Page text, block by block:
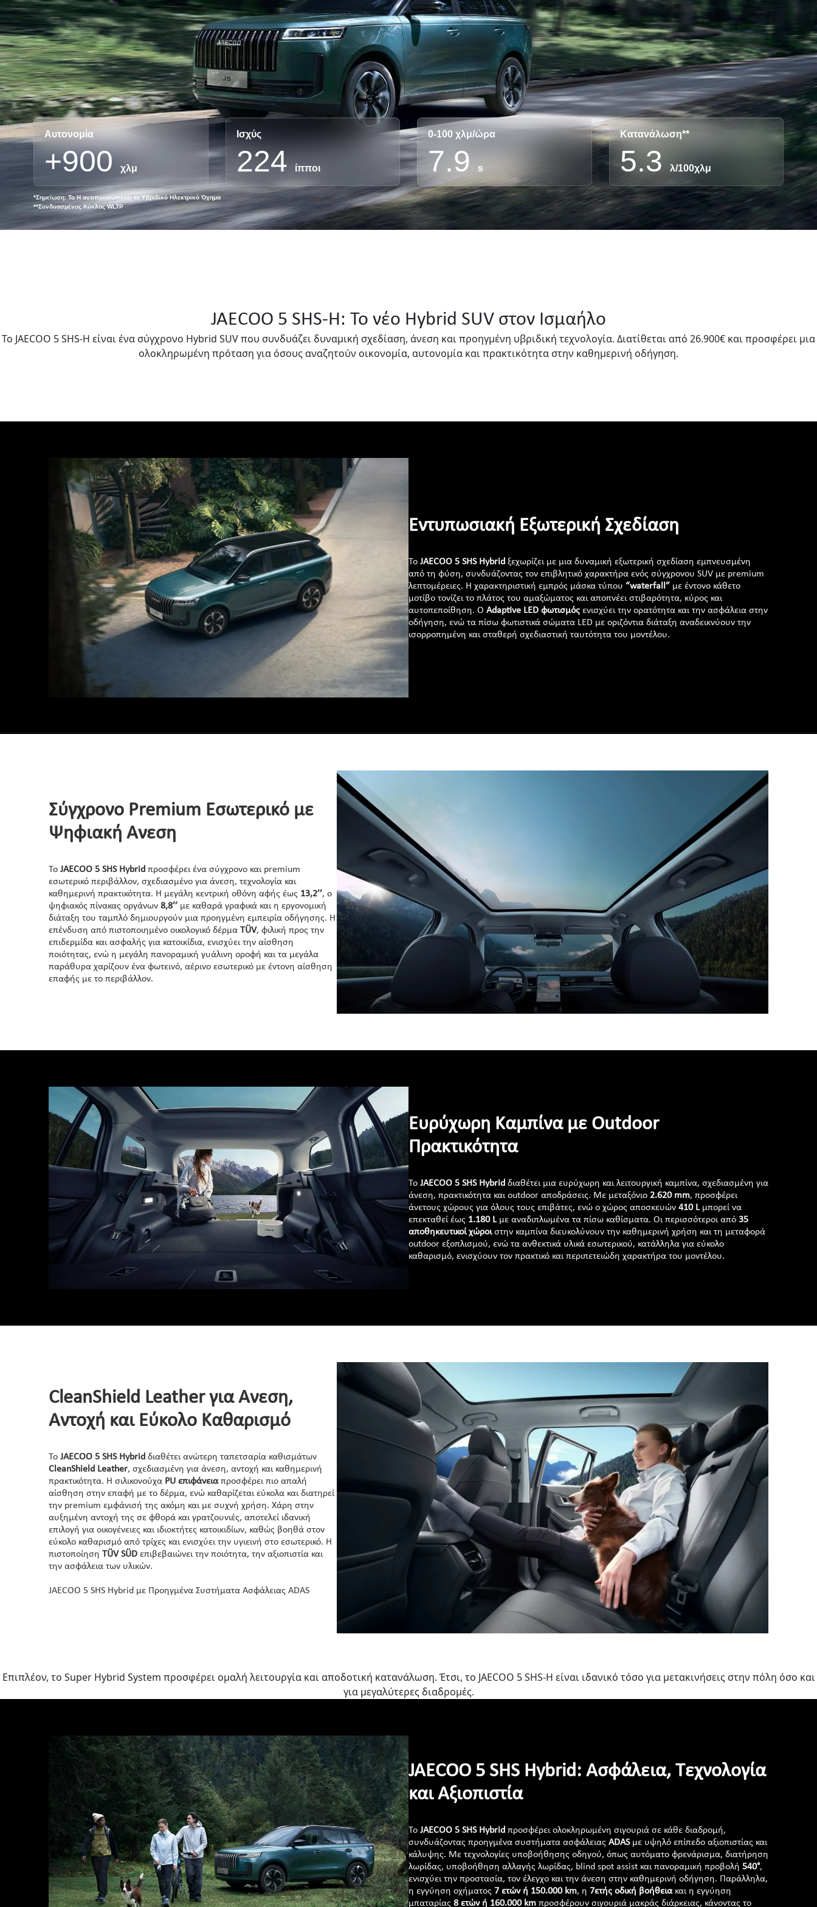
Αυτονομία
+900 χλμ
Ισχύς
224 ίπποι
0-100 χλμ/ώρα
7.9 s
Κατανάλωση**
5.3 λ/100χλμ
*Σημείωση: Το H αντιπροσωπεύει το Υβριδικό Ηλεκτρικό Όχημα
**Συνδυασμένος Κύκλος WLTP
JAECOO 5 SHS-H: Το νέο Hybrid SUV στον Ισμαήλο
Το JAECOO 5 SHS-H είναι ένα σύγχρονο Hybrid SUV που συνδυάζει δυναμική σχεδίαση, άνεση και προηγμένη υβριδική τεχνολογία. Διατίθεται από 26.900€ και προσφέρει μια
ολοκληρωμένη πρόταση για όσους αναζητούν οικονομία, αυτονομία και πρακτικότητα στην καθημερινή οδήγηση.
Εντυπωσιακή Εξωτερική Σχεδίαση
Το JAECOO 5 SHS Hybrid ξεχωρίζει με μια δυναμική εξωτερική σχεδίαση εμπνευσμένη
από τη φύση, συνδυάζοντας τον επιβλητικό χαρακτήρα ενός σύγχρονου SUV με premium
λεπτομέρειες. Η χαρακτηριστική εμπρός μάσκα τύπου “waterfall” με έντονο κάθετο
μοτίβο τονίζει το πλάτος του αμαξώματος και αποπνέει στιβαρότητα, κύρος και
αυτοπεποίθηση. Ο Adaptive LED φωτισμός ενισχύει την ορατότητα και την ασφάλεια στην
οδήγηση, ενώ τα πίσω φωτιστικά σώματα LED με οριζόντια διάταξη αναδεικνύουν την
ισορροπημένη και σταθερή σχεδιαστική ταυτότητα του μοντέλου.
Σύγχρονο Premium Εσωτερικό με
Ψηφιακή Άνεση
Το JAECOO 5 SHS Hybrid προσφέρει ένα σύγχρονο και premium
εσωτερικό περιβάλλον, σχεδιασμένο για άνεση, τεχνολογία και
καθημερινή πρακτικότητα. Η μεγάλη κεντρική οθόνη αφής έως 13,2’’, ο
ψηφιακός πίνακας οργάνων 8,8’’με καθαρά γραφικά και η εργονομική
διάταξη του ταμπλό δημιουργούν μια προηγμένη εμπειρία οδήγησης. Η
επένδυση από πιστοποιημένο οικολογικό δέρμα TÜV, φιλική προς την
επιδερμίδα και ασφαλής για κατοικίδια, ενισχύει την αίσθηση
ποιότητας, ενώ η μεγάλη πανοραμική γυάλινη οροφή και τα μεγάλα
παράθυρα χαρίζουν ένα φωτεινό, αέρινο εσωτερικό με έντονη αίσθηση
επαφής με το περιβάλλον.
Ευρύχωρη Καμπίνα με Outdoor
Πρακτικότητα
Το JAECOO 5 SHS Hybrid διαθέτει μια ευρύχωρη και λειτουργική καμπίνα, σχεδιασμένη για
άνεση, πρακτικότητα και outdoor αποδράσεις. Με μεταξόνιο 2.620 mm, προσφέρει
άνετους χώρους για όλους τους επιβάτες, ενώ ο χώρος αποσκευών 410 Lμπορεί να
επεκταθεί έως 1.180 Lμε αναδιπλωμένα τα πίσω καθίσματα. Οι περισσότεροι από 35
αποθηκευτικοί χώροιστην καμπίνα διευκολύνουν την καθημερινή χρήση και τη μεταφορά
outdoor εξοπλισμού, ενώ τα ανθεκτικά υλικά εσωτερικού, κατάλληλα για εύκολο
καθαρισμό, ενισχύουν τον πρακτικό και περιπετειώδη χαρακτήρα του μοντέλου.
CleanShield Leather για Άνεση,
Αντοχή και Εύκολο Καθαρισμό
Το JAECOO 5 SHS Hybrid διαθέτει ανώτερη ταπετσαρία καθισμάτων
CleanShield Leather, σχεδιασμένη για άνεση, αντοχή και καθημερινή
πρακτικότητα. Η σιλικονούχα PU επιφάνειαπροσφέρει πιο απαλή
αίσθηση στην επαφή με το δέρμα, ενώ καθαρίζεται εύκολα και διατηρεί
την premium εμφάνισή της ακόμη και με συχνή χρήση. Χάρη στην
αυξημένη αντοχή της σε φθορά και γρατζουνιές, αποτελεί ιδανική
επιλογή για οικογένειες και ιδιοκτήτες κατοικιδίων, καθώς βοηθά στον
εύκολο καθαρισμό από τρίχες και ενισχύει την υγιεινή στο εσωτερικό. Η
πιστοποίηση TÜV SÜDεπιβεβαιώνει την ποιότητα, την αξιοπιστία και
την ασφάλεια των υλικών.
JAECOO 5 SHS Hybrid με Προηγμένα Συστήματα Ασφάλειας ADAS
Επιπλέον, το Super Hybrid System προσφέρει ομαλή λειτουργία και αποδοτική κατανάλωση. Έτσι, το JAECOO 5 SHS-H είναι ιδανικό τόσο για μετακινήσεις στην πόλη όσο και
για μεγαλύτερες διαδρομές.
JAECOO 5 SHS Hybrid: Ασφάλεια, Τεχνολογία
και Αξιοπιστία
Το JAECOO 5 SHS Hybrid προσφέρει ολοκληρωμένη σιγουριά σε κάθε διαδρομή,
συνδυάζοντας προηγμένα συστήματα ασφάλειας ADASμε υψηλό επίπεδο αξιοπιστίας και
κάλυψης. Με τεχνολογίες υποβοήθησης οδηγού, όπως αυτόματο φρενάρισμα, διατήρηση
λωρίδας, υποβοήθηση αλλαγής λωρίδας, blind spot assist και πανοραμική προβολή 540°,
ενισχύει την προστασία, τον έλεγχο και την άνεση στην καθημερινή οδήγηση. Παράλληλα,
η εγγύηση οχήματος 7 ετών ή 150.000 km, η 7ετής οδική βοήθειακαι η εγγύηση
μπαταρίας 8 ετών ή 160.000 km προσφέρουν σιγουριά μακράς διάρκειας, κάνοντας το